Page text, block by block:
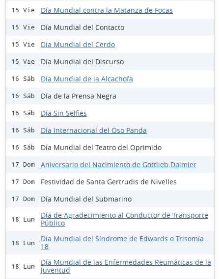
15 Vie Día Mundial contra la Matanza de Focas
15 Vie Día Mundial del Contacto
15 Vie Día Mundial del Cerdo
15 Vie Día Mundial del Discurso
16 Sáb Día Mundial de la Alcachofa
16 Sáb Día de la Prensa Negra
16 Sáb Día Sin Selfies
16 Sáb Día Internacional del Oso Panda
16 Sáb Día Mundial del Teatro del Oprimido
17 Dom Aniversario del Nacimiento de Gottlieb Daimler
17 Dom Festividad de Santa Gertrudis de Nivelles
17 Dom Día Mundial del Submarino
18 Lun
Día de Agradecimiento al Conductor de Transporte
Público
18 Lun
Día Mundial del Síndrome de Edwards o Trisomía
18
18 Lun
Día Mundial de las Enfermedades Reumáticas de la
Juventud